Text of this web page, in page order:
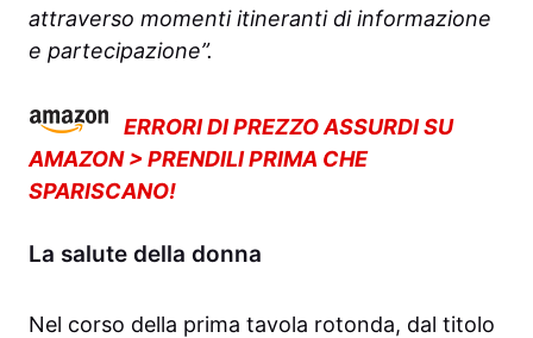
attraverso momenti itineranti di informazione
e partecipazione”.
ERRORI DI PREZZO ASSURDI SU
AMAZON > PRENDILI PRIMA CHE
SPARISCANO!
La salute della donna
Nel corso della prima tavola rotonda, dal titolo